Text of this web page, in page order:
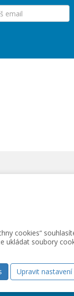
117/81, Liberec 6
796
cookies“
ukládat soubory
Upravit nastavení